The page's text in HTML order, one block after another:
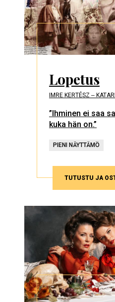
Lopetus
IMRE KERTÉSZ ‒
”Ihminen ei saa
kuka hän on.”
PIENI NÄYTTÄMÖ
TUTUSTU JA